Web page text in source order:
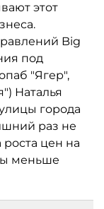
этот
Big
под
"Ягер",
Наталья
города
раз не
цен на
меньше